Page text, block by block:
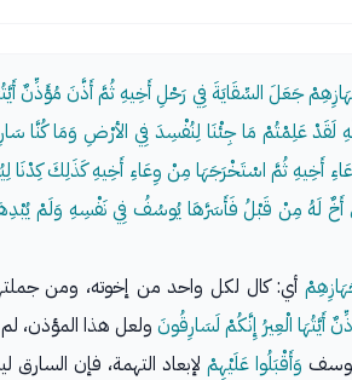
جَعَلَ السِّقَايَةَ فِي رَحْلِ أَخِيهِ ثُمَّ أَذَّنَ مُؤَذِّنٌ
لَقَدْ عَلِمْتُمْ مَا جِئْنَا لِنُفْسِدَ فِي الأرْضِ وَمَا
أَخِيهِ ثُمَّ اسْتَخْرَجَهَا مِنْ وِعَاءِ أَخِيهِ كَذَلِكَ
مِنْ قَبْلُ فَأَسَرَّهَا يُوسُفُ فِي نَفْسِهِ وَلَمْ يُبْدِهَا لَهُمْ
أي: كال لكل واحد من إخوته، ومن
أَيَّتُهَا الْعِيرُ إِنَّكُمْ لَسَارِقُونَ ولعل هذا المؤذن،
وَأَقْبَلُوا عَلَيْهِمْلإبعاد التهمة، فإن